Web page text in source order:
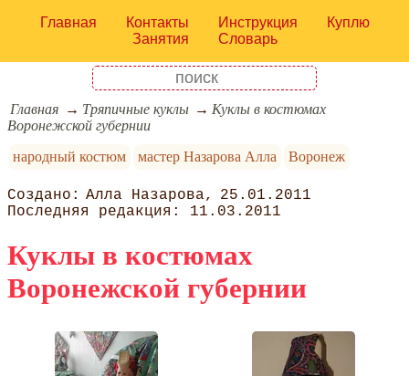
Главная Контакты Инструкция
Куплю
Занятия
Словарь
Главная Тряпичные куклы
Куклы в костюмах
Воронежской губернии
народный костюм
мастер Назарова Алла Воронеж
Алла Назарова
25.01.2011
11.03.2011
Куклы в костюмах
Воронежской губернии